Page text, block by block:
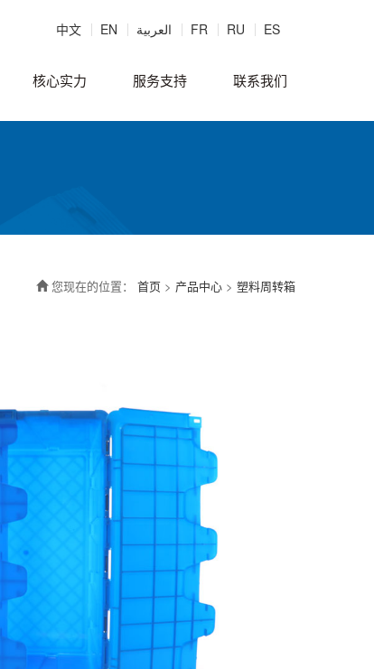
中文 EN العربية FR RU ES
核心实力 服务支持 联系我们
您现在的位置： 首页 > 产品中心 > 塑料周转箱